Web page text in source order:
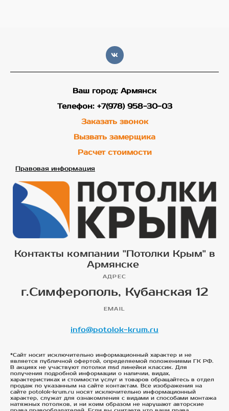
Ваш город: Армянск
Телефон: +7(978) 958-30-03
Заказать звонок
Вызвать замерщика
Расчет стоимости
Правовая информация
Контакты компании "Потолки Крым" в
Армянске
АДРЕС
г.Симферополь, Кубанская 12
EMAIL
info@potolok-krum.ru
*Сайт носит исключительно информационный характер и не
является публичной офертой, определяемой положениями ГК РФ.
В акциях не участвуют потолки msd линейки классик. Для
получения подробной информации о наличии, видах,
характеристиках и стоимости услуг и товаров обращайтесь в отдел
продаж по указанным на сайте контактам. Все изображения на
сайте potolok-krum.ru носят исключительно информационный
характер, служат для ознакомления с видами и способами монтажа
натяжных потолков, и ни коим образом не нарушают авторские